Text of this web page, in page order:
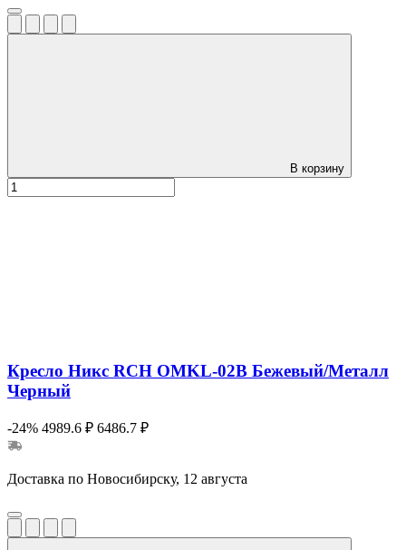
В корзину
Кресло Никс RCH OMKL-02B Бежевый/Металл
Черный
-24% 4989.6 ₽ 6486.7 ₽
Доставка по Новосибирску, 12 августа